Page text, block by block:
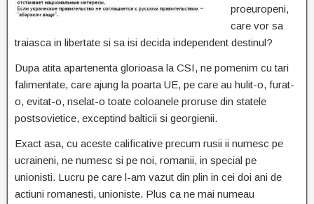
proeuropeni,
care vor sa
traiasca in libertate si sa isi decida independent destinul?
Dupa atita apartenenta glorioasa la CSI, ne pomenim cu tari
falimentate, care ajung la poarta UE, pe care au hulit-o, furat-
o, evitat-o, nselat-o toate coloanele proruse din statele
postsovietice, exceptind balticii si georgienii.
Exact asa, cu aceste calificative precum rusii ii numesc pe
ucraineni, ne numesc si pe noi, romanii, in special pe
unionisti. Lucru pe care l-am vazut din plin in cei doi ani de
actiuni romanesti, unioniste. Plus ca ne mai numeau